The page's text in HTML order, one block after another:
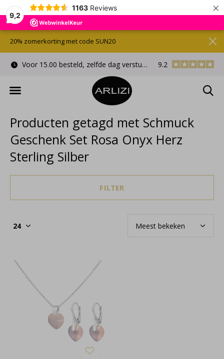
9,2
1163 Reviews ×
Voor 15.00 besteld, zelfde dag verstuurd Gratis
9.2
20% zomerkorting met code SUN20
Producten getagd met Schmuck
Geschenk Set Rosa Onyx Herz
Sterling Silber
FILTER